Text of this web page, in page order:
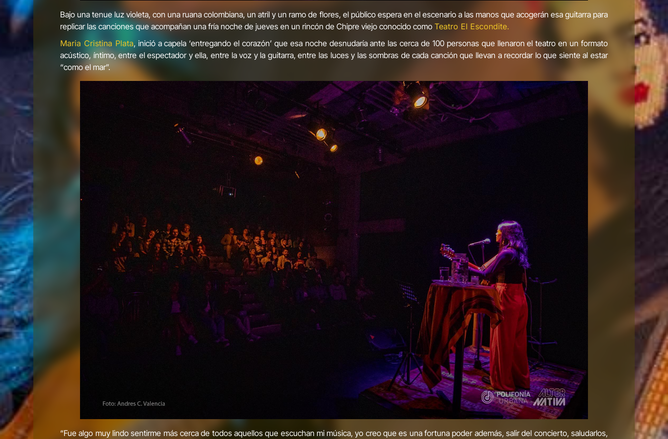
Bajo una tenue luz violeta, con una ruana colombiana, un atril y un ramo de flores, el público espera en el escenario a las manos que acogerán esa guitarra para
replicar las canciones que acompañan una fría noche de jueves en un rincón de Chipre viejo conocido como Teatro El Escondite.
Maria Cristina Plata, inició a capela ‘entregando el corazón’ que esa noche desnudaría ante las cerca de 100 personas que llenaron el teatro en un formato
acústico, íntimo, entre el espectador y ella, entre la voz y la guitarra, entre las luces y las sombras de cada canción que llevan a recordar lo que siente al estar
“como el mar”.
“Fue algo muy lindo sentirme más cerca de todos aquellos que escuchan mi música, yo creo que es una fortuna poder además, salir del concierto, saludarlos,